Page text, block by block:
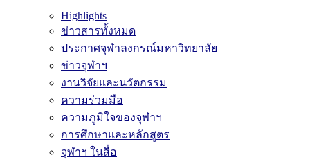
Highlights
ข่าวสารทั้งหมด
ประกาศจุฬาลงกรณ์มหาวิทยาลัย
ข่าวจุฬาฯ
งานวิจัยและนวัตกรรม
ความร่วมมือ
ความภูมิใจของจุฬาฯ
การศึกษาและหลักสูตร
จุฬาฯ ในสื่อ